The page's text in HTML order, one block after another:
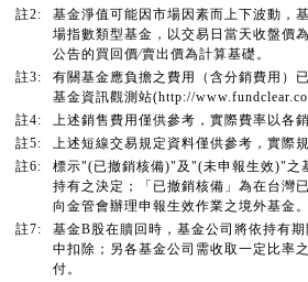
註2:
基金淨值可能因市場因素而上下波動，
場指數類型基金，以交易日當天收盤價
公告的買回價∕賣出價為計算基礎。
註3:
有關基金應負擔之費用（含分銷費用）
基金資訊觀測站(http://
註4:
上述銷售費用僅供參考，實際費率以各
註5:
上述短線交易規定資料僅供參考，實際
註6:
標示"(已撤銷核備)"及"(未申報生效)"之
持有之決定；「已撤銷核備」為在台灣
向金管會辦理申報生效作業之境外基金
註7:
基金B股在贖回時，基金公司將依持有
中扣除；另各基金公司需收取一定比率
付。